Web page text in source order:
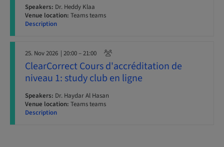
Speakers: Dr. Heddy Klaa
Venue location: Teams teams
Description
25. Nov 2026 | 20:00 – 21:00
ClearCorrect Cours d'accréditation de
niveau 1: study club en ligne
Speakers: Dr. Haydar Al Hasan
Venue location: Teams teams
Description